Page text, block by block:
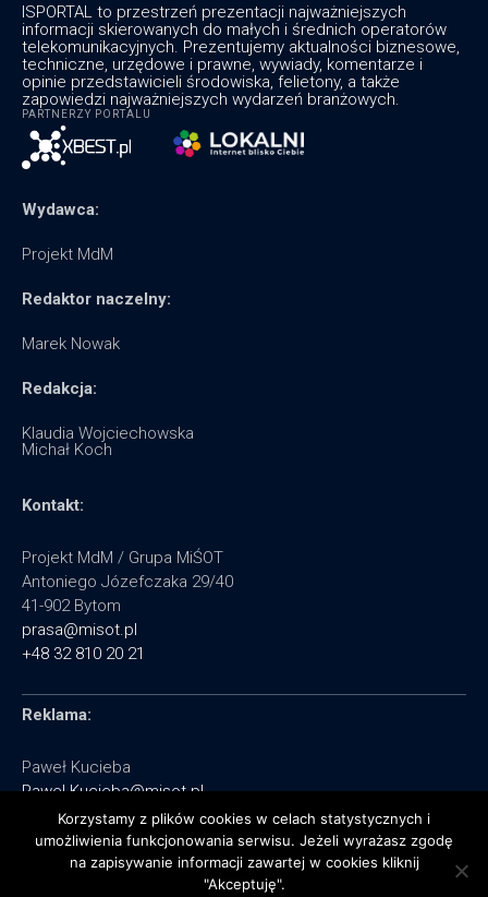
ISPORTAL to przestrzeń prezentacji najważniejszych
informacji skierowanych do małych i średnich operatorów
telekomunikacyjnych. Prezentujemy aktualności biznesowe,
techniczne, urzędowe i prawne, wywiady, komentarze i
opinie przedstawicieli środowiska, felietony, a także
zapowiedzi najważniejszych wydarzeń branżowych.
PARTNERZY PORTALU
Wydawca:
Projekt MdM
Redaktor naczelny:
Marek Nowak
Redakcja:
Klaudia Wojciechowska
Michał Koch
Kontakt:
Projekt MdM / Grupa MiŚOT
Antoniego Józefczaka 29/40
41-902 Bytom
prasa@misot.pl
+48 32 810 20 21
Reklama:
Paweł Kucieba
Pawel.Kucieba@misot.pl
+48 602 495 064
Korzystamy z plików cookies w celach statystycznych i
umożliwienia funkcjonowania serwisu. Jeżeli wyrażasz zgodę
na zapisywanie informacji zawartej w cookies kliknij
"Akceptuję".